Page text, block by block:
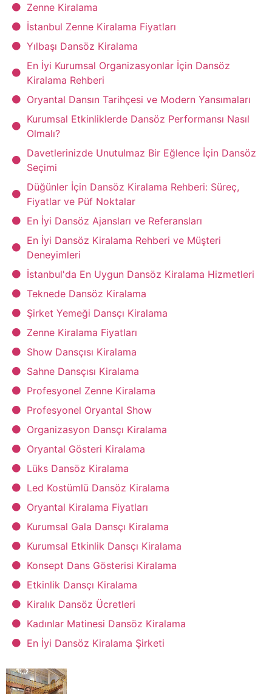
Zenne Kiralama
İstanbul Zenne Kiralama Fiyatları
Yılbaşı Dansöz Kiralama
En İyi Kurumsal Organizasyonlar İçin Dansöz
Kiralama Rehberi
Oryantal Dansın Tarihçesi ve Modern Yansımaları
Kurumsal Etkinliklerde Dansöz Performansı Nasıl
Olmalı?
Davetlerinizde Unutulmaz Bir Eğlence İçin Dansöz
Seçimi
Düğünler İçin Dansöz Kiralama Rehberi: Süreç,
Fiyatlar ve Püf Noktalar
En İyi Dansöz Ajansları ve Referansları
En İyi Dansöz Kiralama Rehberi ve Müşteri
Deneyimleri
İstanbul'da En Uygun Dansöz Kiralama Hizmetleri
Teknede Dansöz Kiralama
Şirket Yemeği Dansçı Kiralama
Zenne Kiralama Fiyatları
Show Dansçısı Kiralama
Sahne Dansçısı Kiralama
Profesyonel Zenne Kiralama
Profesyonel Oryantal Show
Organizasyon Dansçı Kiralama
Oryantal Gösteri Kiralama
Lüks Dansöz Kiralama
Led Kostümlü Dansöz Kiralama
Oryantal Kiralama Fiyatları
Kurumsal Gala Dansçı Kiralama
Kurumsal Etkinlik Dansçı Kiralama
Konsept Dans Gösterisi Kiralama
Etkinlik Dansçı Kiralama
Kiralık Dansöz Ücretleri
Kadınlar Matinesi Dansöz Kiralama
En İyi Dansöz Kiralama Şirketi